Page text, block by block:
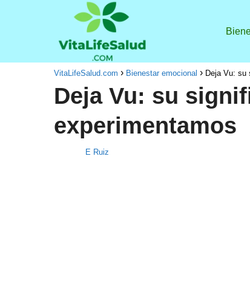
VitaLifeSalud.com Bienestar emocional Deja Vu: su
Deja Vu: su
experimentamos
E Ruiz